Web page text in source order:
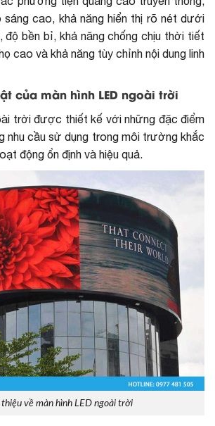
sáng cao, khả năng hiển thị rõ nét dưới
độ bền bỉ, khả năng chống chịu thời tiết
cao và khả năng tùy chỉnh nội dung linh
của màn hình LED ngoài trời
trời được thiết kế với những đặc điểm
nhu cầu sử dụng trong môi trường khắc
động ổn định và hiệu quả.
về màn hình LED ngoài trời